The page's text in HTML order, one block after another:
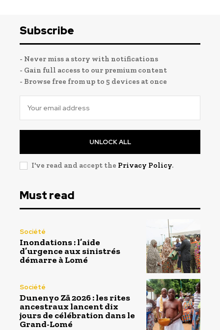
Subscribe
- Never miss a story with notifications
- Gain full access to our premium content
- Browse free from up to 5 devices at once
UNLOCK ALL
I've read and accept the Privacy Policy.
Must read
Société
Inondations : l’aide
d’urgence aux sinistrés
démarre à Lomé
Société
Dunenyo Zā 2026 : les rites
ancestraux lancent dix
jours de célébration dans le
Grand-Lomé